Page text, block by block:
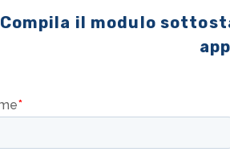
Compila il modulo